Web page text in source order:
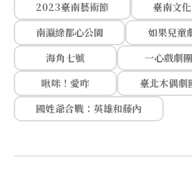
2023臺南藝術節
臺南文
南瀛綠都心公園
如果兒童
海角七號
一心戲劇團
啾咪！愛咋
臺北木偶劇
國姓爺合戰：英雄和藤內